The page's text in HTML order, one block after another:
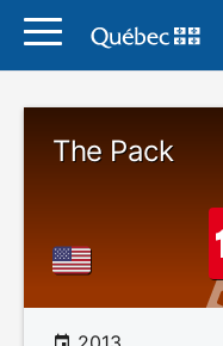
The Pack